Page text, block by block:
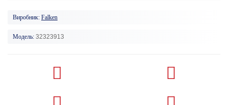
Виробник: Falken
Модель: 32323913